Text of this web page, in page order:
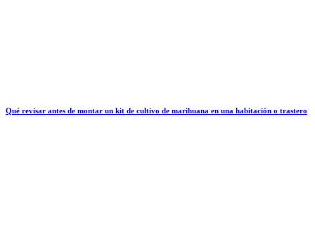
Qué revisar antes de montar un kit de cultivo de marihuana en una habitación o trastero